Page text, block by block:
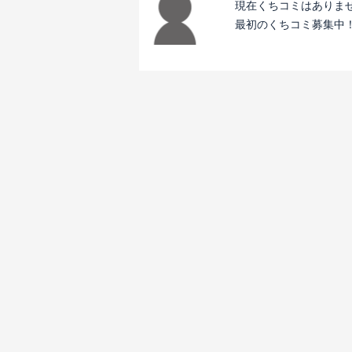
現在くちコミはありま
最初のくちコミ募集中！